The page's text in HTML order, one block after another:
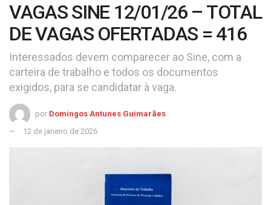
VAGAS SINE 12/01/26 – TOTAL
DE VAGAS OFERTADAS = 416
Interessados devem comparecer ao Sine, com a
carteira de trabalho e todos os documentos
exigidos, para se candidatar à vaga.
por Domingos Antunes Guimarães
12 de janeiro de 2026